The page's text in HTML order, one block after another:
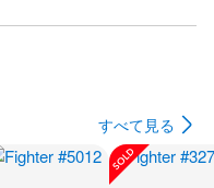
すべて見る